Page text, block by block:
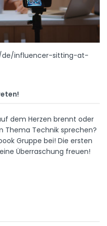
influencer-sitting-at-
dem Herzen brennt oder
Thema Technik sprechen?
Gruppe bei! Die ersten
Überraschung freuen!